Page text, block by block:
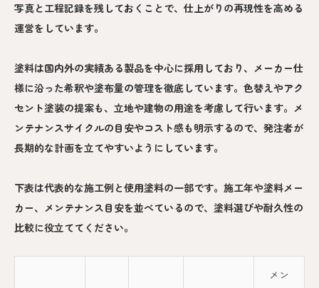
写真と工程記録を残しておくことで、仕上がりの再現性を高める
運営をしています。
塗料は国内外の実績ある製品を中心に採用しており、メーカー仕
様に沿った希釈や塗布量の管理を徹底しています。色替えやアク
セント塗装の提案も、立地や建物の用途を考慮して行います。メ
ンテナンスサイクルの目安やコスト感も明示するので、発注者が
長期的な計画を立てやすいようにしています。
下表は代表的な施工例と使用塗料の一部です。施工年や塗料メー
カー、メンテナンス目安を並べているので、塗料選びや耐久性の
比較に役立ててください。
メン